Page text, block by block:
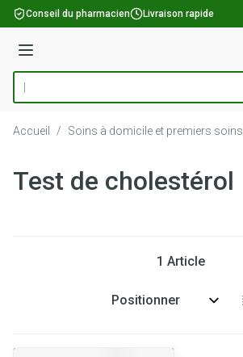
Aller au contenu
Conseil du pharmacien Livraison rapide
Menu
Rechercher
Accueil / Soins à domicile et premiers soins
Test de cholestérol
1 Article
Trier par: